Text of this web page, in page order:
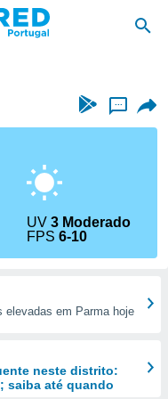
...
UV3 Moderado
FPS6-10
elevadas em Parma hoje
neste distrito:
saiba até quando